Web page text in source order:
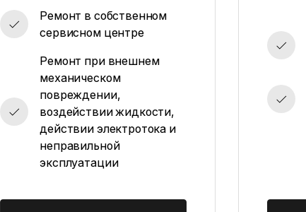
Ремонт в собственном
сервисном центре
Ремонт при внешнем
механическом
повреждении,
воздействии жидкости,
действии электротока и
неправильной
эксплуатации